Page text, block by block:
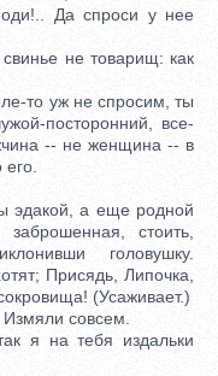
Да спроси у нее
не товарищ: как
то уж не спросим, ты
посторонний, все-
-- не женщина -- в
а еще родной
стоить,
головушку.
Присядь, Липочка,
(Усаживает.)
совсем.
я на тебя издальки